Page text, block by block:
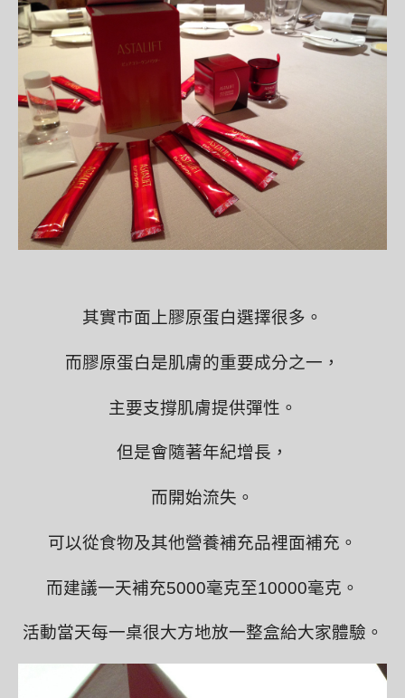
其實市面上膠原蛋白選擇很多。
而膠原蛋白是肌膚的重要成分之一，
主要支撐肌膚提供彈性。
但是會隨著年紀增長，
而開始流失。
可以從食物及其他營養補充品裡面補充。
而建議一天補充5000毫克至10000毫克。
活動當天每一桌很大方地放一整盒給大家體驗。